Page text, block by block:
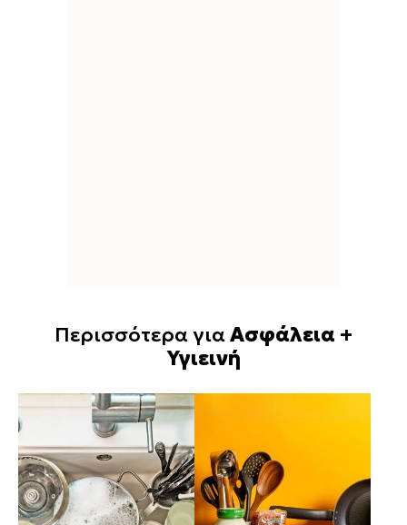
Περισσότερα γιαΑσφάλεια +
Υγιεινή